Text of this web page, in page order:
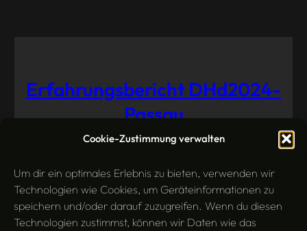
Cookie-Zustimmung verwalten
Um dir ein optimales Erlebnis zu bieten, verwenden wir
Technologien wie Cookies, um Geräteinformationen zu
speichern und/oder darauf zuzugreifen. Wenn du diesen
Technologien zustimmst, können wir Daten wie das
Erfahrungsbericht DHd2024-
Passau